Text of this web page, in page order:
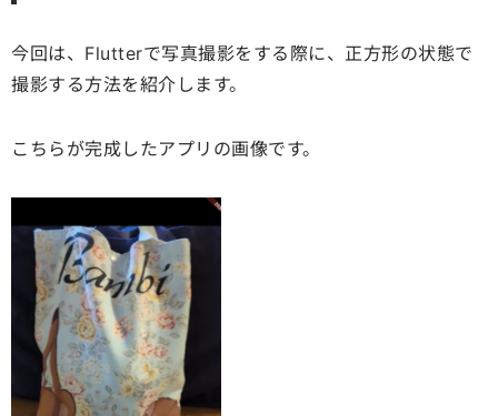
今回は、Flutterで写真撮影をする際に、正方形の状態で
撮影する方法を紹介します。
こちらが完成したアプリの画像です。